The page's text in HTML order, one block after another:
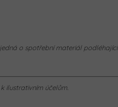
o spotřební materiál podléhající
ilustrativním účelům.